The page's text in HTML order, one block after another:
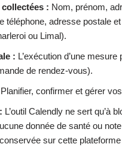
: Nom, prénom,
téléphone, adresse postale
ou Limal).
: L’exécution d’une
de rendez-vous).
Planifier, confirmer et gérer
L’outil Calendly ne sert qu’à
donnée de santé ou
sur cette plateforme